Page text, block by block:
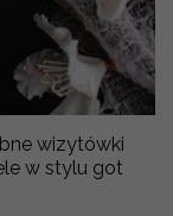
w stylu got